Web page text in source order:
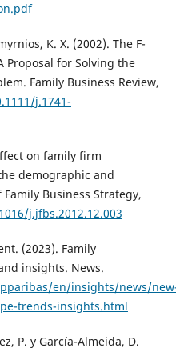
K. X. (2002). The F-
Proposal for Solving the
Family Business Review,
j.1741-
on family firm
demographic and
Business Strategy,
j.jfbs.2012.12.003
(2023). Family
insights. News.
en/insights/news/
trends-insights.html
P. y García-Almeida, D.